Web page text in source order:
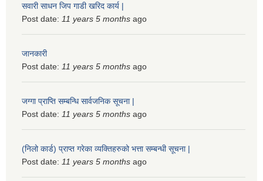
सवारी साधन जिप गाडी खरिद कार्य |
Post date: 11 years 5 months ago
जानकारी
Post date: 11 years 5 months ago
जग्गा प्राप्ति सम्बन्धि सार्वजनिक सूचना |
Post date: 11 years 5 months ago
(निलो कार्ड) प्राप्त गरेका व्यक्तिहरुको भत्ता सम्बन्धी सूचना |
Post date: 11 years 5 months ago